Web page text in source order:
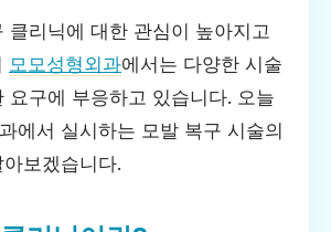
클리닉에 대한 관심이 높아지고
모모성형외과에서는 다양한 시술
요구에 부응하고 있습니다. 오늘
에서 실시하는 모발 복구 시술의
보겠습니다.